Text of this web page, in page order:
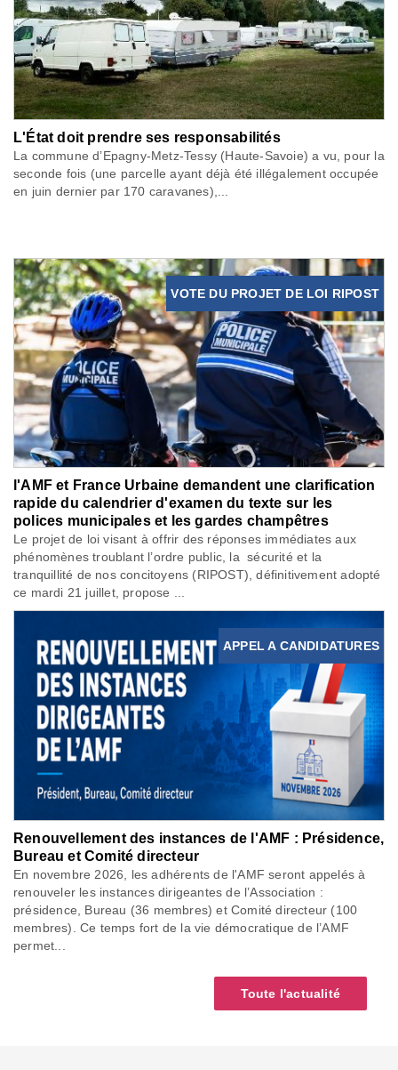
L'État doit prendre ses responsabilités
La commune d’Epagny-Metz-Tessy (Haute-Savoie) a vu, pour la
seconde fois (une parcelle ayant déjà été illégalement occupée
en juin dernier par 170 caravanes),...
VOTE DU PROJET DE LOI RIPOST
l'AMF et France Urbaine demandent une clarification
rapide du calendrier d'examen du texte sur les
polices municipales et les gardes champêtres
Le projet de loi visant à offrir des réponses immédiates aux
phénomènes troublant l’ordre public, la sécurité et la
tranquillité de nos concitoyens (RIPOST), définitivement adopté
ce mardi 21 juillet, propose ...
APPEL A CANDIDATURES
Renouvellement des instances de l'AMF : Présidence,
Bureau et Comité directeur
En novembre 2026, les adhérents de l'AMF seront appelés à
renouveler les instances dirigeantes de l’Association :
présidence, Bureau (36 membres) et Comité directeur (100
membres). Ce temps fort de la vie démocratique de l’AMF
permet...
Toute l'actualité